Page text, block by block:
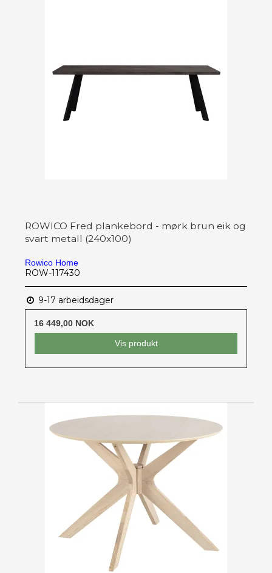
ROWICO Fred plankebord - mørk brun eik og
svart metall (240x100)
Rowico Home
ROW-117430
9-17 arbeidsdager
16 449,00 NOK
Vis produkt